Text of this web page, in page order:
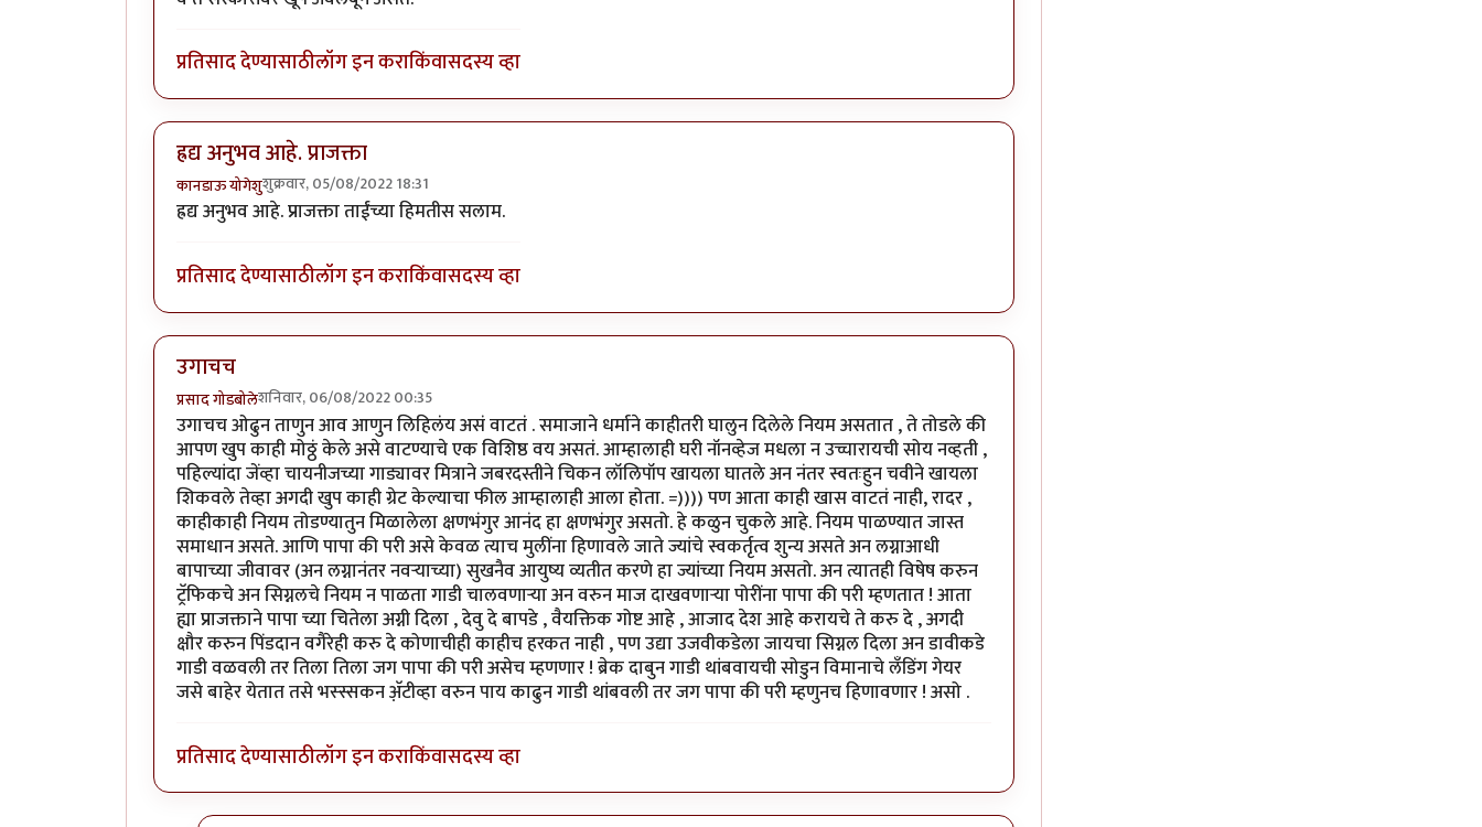
प्रतिसाद देण्यासाठीलॉग इन कराकिंवासदस्य व्हा
ह्रद्य अनुभव आहे. प्राजक्ता
कानडाऊ योगेशुशुक्रवार, 05/08/2022 18:31
ह्रद्य अनुभव आहे. प्राजक्ता ताईंच्या हिमतीस सलाम.
प्रतिसाद देण्यासाठीलॉग इन कराकिंवासदस्य व्हा
उगाचच
प्रसाद गोडबोलेशनिवार, 06/08/2022 00:35
उगाचच ओढुन ताणुन आव आणुन लिहिलंय असं वाटतं . समाजाने धर्माने काहीतरी घालुन दिलेले नियम असतात , ते तोडले की
आपण खुप काही मोठ्ठं केले असे वाटण्याचे एक विशिष्ठ वय असतं. आम्हालाही घरी नॉनव्हेज मधला न उच्चारायची सोय नव्हती ,
पहिल्यांदा जेंव्हा चायनीजच्या गाड्यावर मित्राने जबरदस्तीने चिकन लॉलिपॉप खायला घातले अन नंतर स्वतःहुन चवीने खायला
शिकवले तेव्हा अगदी खुप काही ग्रेट केल्याचा फील आम्हालाही आला होता. =)))) पण आता काही खास वाटतं नाही, रादर ,
काहीकाही नियम तोडण्यातुन मिळालेला क्षणभंगुर आनंद हा क्षणभंगुर असतो. हे कळुन चुकले आहे. नियम पाळण्यात जास्त
समाधान असते. आणि पापा की परी असे केवळ त्याच मुलींना हिणावले जाते ज्यांचे स्वकर्तृत्व शुन्य असते अन लग्नाआधी
बापाच्या जीवावर (अन लग्नानंतर नवर्‍याच्या) सुखनैव आयुष्य व्यतीत करणे हा ज्यांच्या नियम असतो. अन त्यातही विषेष करुन
ट्रॅफिकचे अन सिग्नलचे नियम न पाळता गाडी चालवणार्‍या अन वरुन माज दाखवणार्‍या पोरींना पापा की परी म्हणतात ! आता
ह्या प्राजक्ताने पापा च्या चितेला अग्नी दिला , देवु दे बापडे , वैयक्तिक गोष्ट आहे , आजाद देश आहे करायचे ते करु दे , अगदी
क्षौर करुन पिंडदान वगैरेही करु दे कोणाचीही काहीच हरकत नाही , पण उद्या उजवीकडेला जायचा सिग्नल दिला अन डावीकडे
गाडी वळवली तर तिला तिला जग पापा की परी असेच म्हणणार ! ब्रेक दाबुन गाडी थांबवायची सोडुन विमानाचे लँडिंग गेयर
जसे बाहेर येतात तसे भस्स्सकन अ‍ॅ़टीव्हा वरुन पाय काढुन गाडी थांबवली तर जग पापा की परी म्हणुनच हिणावणार ! असो .
प्रतिसाद देण्यासाठीलॉग इन कराकिंवासदस्य व्हा